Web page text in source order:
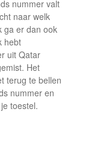
nummer valt
naar welk
ga er dan ook
hebt
uit Qatar
Het
terug te bellen
nummer en
toestel.